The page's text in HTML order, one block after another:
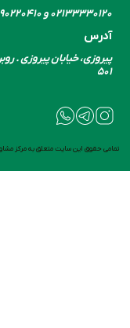
تمامی حقوق این سایت متعلق به مرکز
۰۲۱۳۳۳۳۰​​​​​​​۱۲۰ و ۰۹۱۹۰۲۲۰۴۱۰
آدرس
پیروزی، خیابان پیروزی .
۵۰۱